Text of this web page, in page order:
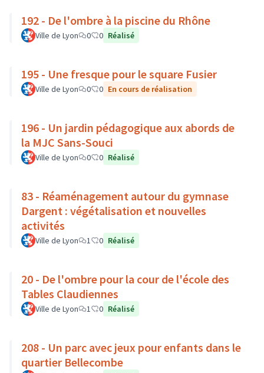
192 - De l'ombre à la piscine du Rhône
Ville de Lyon 0 0 Réalisé
195 - Une fresque pour le square Fusier
Ville de Lyon 0 0 En cours de réalisation
196 - Un jardin pédagogique aux abords de
la MJC Sans-Souci
Ville de Lyon 0 0 Réalisé
83 - Réaménagement autour du gymnase
Dargent : végétalisation et nouvelles
activités
Ville de Lyon 1 0 Réalisé
20 - De l'ombre pour la cour de l'école des
Tables Claudiennes
Ville de Lyon 1 0 Réalisé
208 - Un parc avec jeux pour enfants dans le
quartier Bellecombe